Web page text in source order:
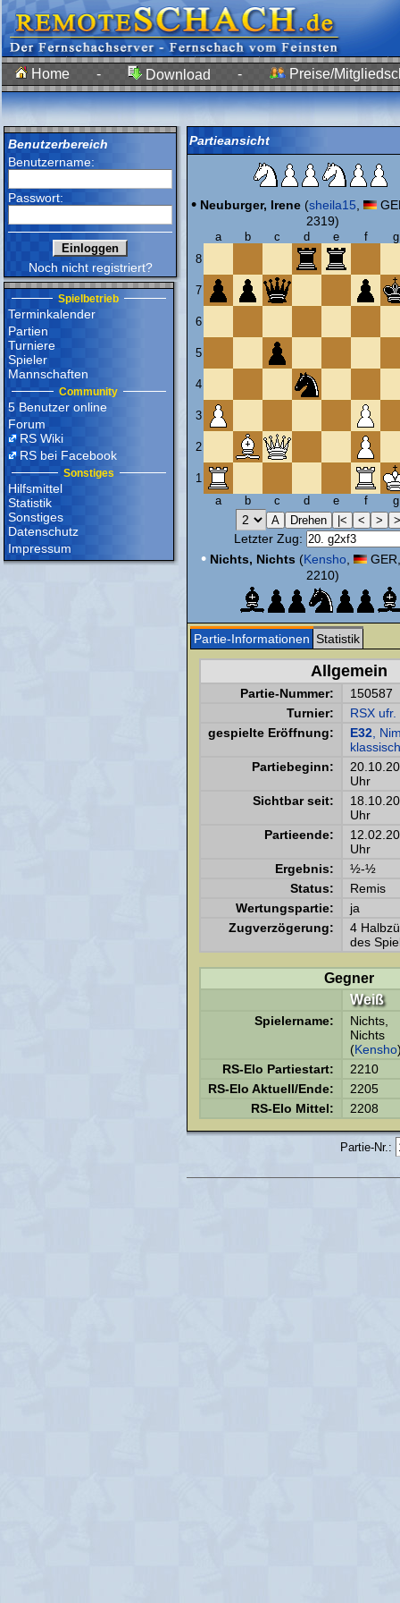
Home - Download - Preise/
Benutzerbereich
Benutzername:
Passwort:
Noch nicht registriert?
Spielbetrieb
Terminkalender
Partien
Turniere
Spieler
Mannschaften
Community
5 Benutzer online
Forum
RS Wiki
RS bei Facebook
Sonstiges
Hilfsmittel
Statistik
Sonstiges
Datenschutz
Impressum
Partieansicht
• Neuburger, Irene (sheila15
2319)
a b c d e f
g
8
7
6
5
4
3
2
1
a
b c d e f g
Letzter Zug:
• Nichts, Nichts (Kensho
2210)
Partie-Informationen Statistik
Allgemein
Partie-Nummer:
150587
Turnier:
RSX
gespielte Eröffnung:
E32 ,
Partiebeginn:
Uhr
Sichtbar seit:
Uhr
Partieende:
Uhr
Ergebnis:
½-½
Status:
Remis
Wertungspartie:
ja
Zugverzögerung:
4
des
Gegner
Weiß
Spielername:
Nichts,
Nichts
(Kensho
RS-Elo Partiestart:
2210
RS-Elo Aktuell/Ende:
2205
RS-Elo Mittel:
2208
Partie-Nr.: